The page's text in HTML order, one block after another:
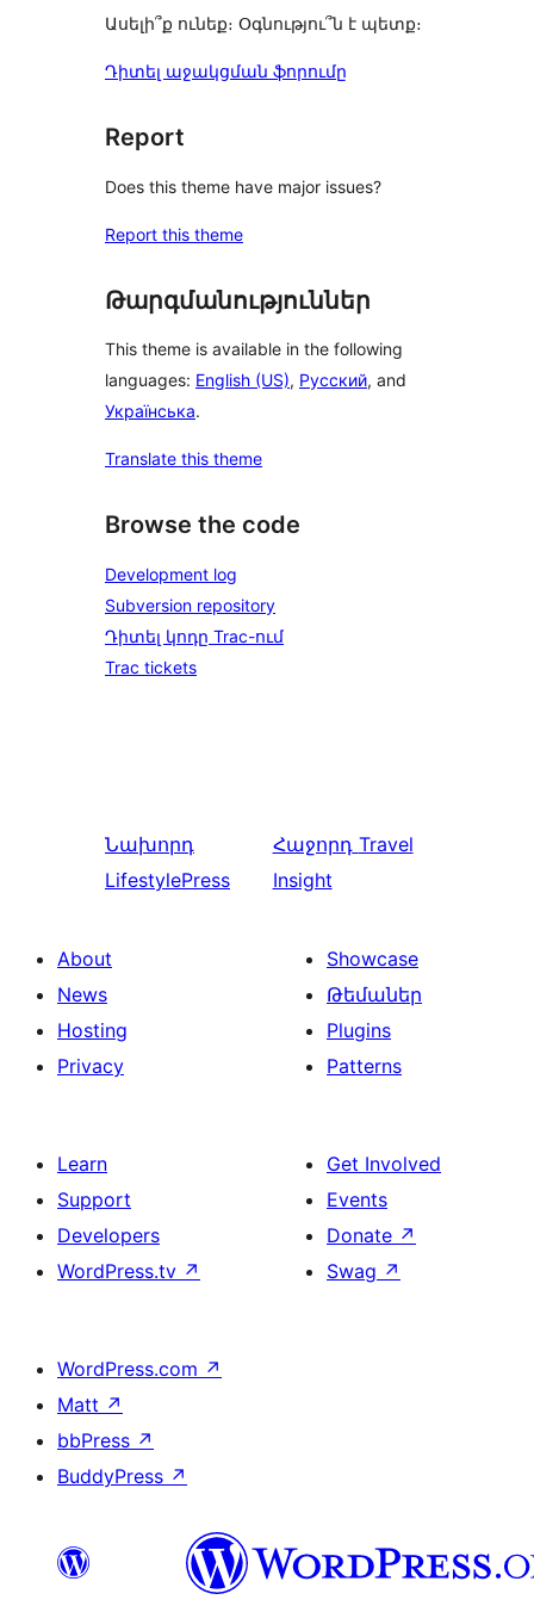
Ասելի՞ք ունեք։ Օգնությու՞ն է պետք։
Դիտել աջակցման ֆորումը
Report
Does this theme have major issues?
Report this theme
Թարգմանություններ
This theme is available in the following
languages: English (US), Русский, and
Українська.
Translate this theme
Browse the code
Development log
Subversion repository
Դիտել կոդը Trac-ում
Trac tickets
Նախորդ
LifestylePress
Հաջորդ Travel
Insight
About
News
Hosting
Privacy
Showcase
Թեմաներ
Plugins
Patterns
Learn
Support
Developers
WordPress.tv ↗
Get Involved
Events
Donate ↗
Swag ↗
WordPress.com ↗
Matt ↗
bbPress ↗
BuddyPress ↗